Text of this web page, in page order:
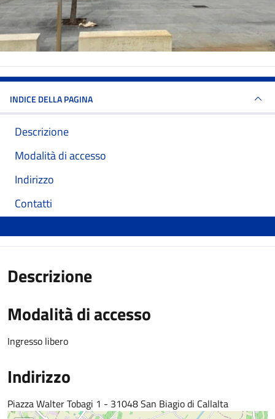
INDICE DELLA PAGINA
Descrizione
Modalità di accesso
Indirizzo
Contatti
Descrizione
Modalità di accesso
Ingresso libero
Indirizzo
Piazza Walter Tobagi 1 - 31048 San Biagio di Callalta